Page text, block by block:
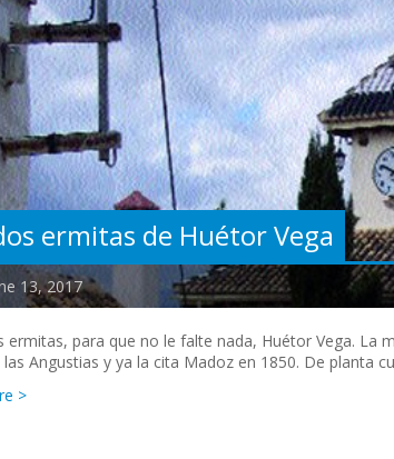
ermitas de Huétor Vega
13, 2017
ermitas, para que no le falte nada, Huétor Vega. La
las Angustias y ya la cita Madoz en 1850. De planta
>